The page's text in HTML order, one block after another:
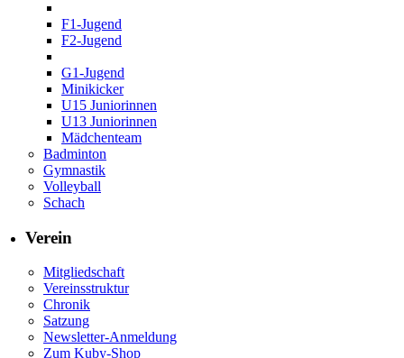
F1-Jugend
F2-Jugend
G1-Jugend
Minikicker
U15 Juniorinnen
U13 Juniorinnen
Mädchenteam
Badminton
Gymnastik
Volleyball
Schach
Verein
Mitgliedschaft
Vereinsstruktur
Chronik
Satzung
Newsletter-Anmeldung
Zum Kuby-Shop